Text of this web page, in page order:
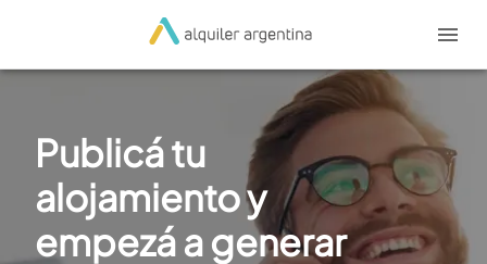
Publicá tu
alojamiento y
empezá a generar